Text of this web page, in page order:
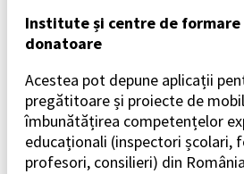
Institute și centre de
donatoare
Acestea pot depune aplicații
pregătitoare și proiecte de
îmbunătățirea competențelor
educaționali (inspectori școlari,
profesori, consilieri) din